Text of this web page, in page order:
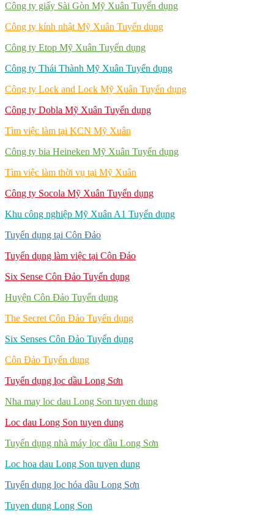
Công ty giấy Sài Gòn Mỹ Xuân Tuyển dụng
Công ty kính nhật Mỹ Xuân Tuyển dụng
Công ty Etop Mỹ Xuân Tuyển dụng
Công ty Thái Thành Mỹ Xuân Tuyển dụng
Công ty Lock and Lock Mỹ Xuân Tuyển dụng
Công ty Dobla Mỹ Xuân Tuyển dụng
Tìm việc làm tại KCN Mỹ Xuân
Công ty bia Heineken Mỹ Xuân Tuyển dụng
Tìm việc làm thời vụ tại Mỹ Xuân
Công ty Socola Mỹ Xuân Tuyển dụng
Khu công nghiệp Mỹ Xuân A1 Tuyển dụng
Tuyển dụng tại Côn Đảo
Tuyển dụng làm việc tại Côn Đảo
Six Sense Côn Đảo Tuyển dụng
Huyện Côn Đảo Tuyển dụng
The Secret Côn Đảo Tuyển dụng
Six Senses Côn Đảo Tuyển dụng
Côn Đảo Tuyển dụng
Tuyển dụng lọc dầu Long Sơn
Nha may loc dau Long Son tuyen dung
Loc dau Long Son tuyen dung
Tuyển dụng nhà máy lọc dầu Long Sơn
Loc hoa dau Long Son tuyen dung
Tuyển dụng lọc hóa dầu Long Sơn
Tuyen dung Long Son